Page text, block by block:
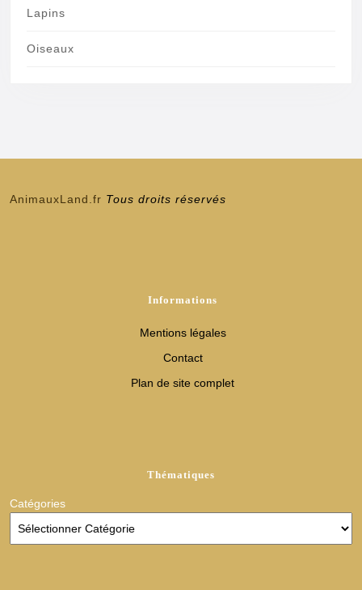
Lapins
Oiseaux
AnimauxLand.fr Tous droits réservés
Informations
Mentions légales
Contact
Plan de site complet
Thématiques
Catégories